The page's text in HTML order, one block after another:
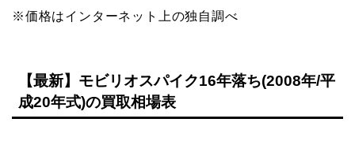
※価格はインターネット上の独自調べ
【最新】モビリオスパイク16年落ち(2008年/平
成20年式)の買取相場表